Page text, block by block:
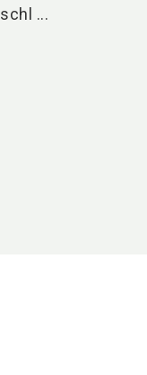
...